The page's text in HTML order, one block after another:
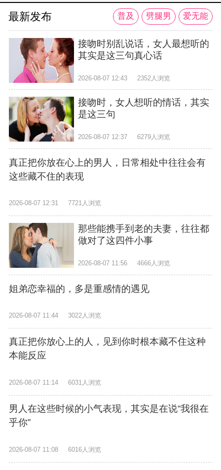
最新发布 普及 劈腿男 爱无能
接吻时别乱说话，女人最想听的
其实是这三句真心话
2026-08-07 12:43 2352人浏览
接吻时，女人想听的情话，其实
是这三句
2026-08-07 12:37 6279人浏览
真正把你放在心上的男人，日常相处中往往会有
这些藏不住的表现
2026-08-07 12:31 7721人浏览
那些能携手到老的夫妻，往往都
做对了这四件小事
2026-08-07 11:56 4666人浏览
姐弟恋幸福的，多是重感情的遇见
2026-08-07 11:44 3022人浏览
真正把你放心上的人，见到你时根本藏不住这种
本能反应
2026-08-07 11:14 6031人浏览
男人在这些时候的小气表现，其实是在说“我很在
乎你”
2026-08-07 11:08 6016人浏览